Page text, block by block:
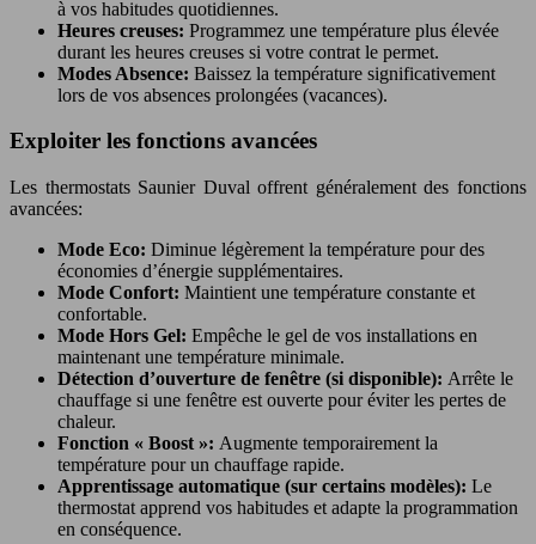
à vos habitudes quotidiennes.
Heures creuses: Programmez une température plus élevée
durant les heures creuses si votre contrat le permet.
Modes Absence: Baissez la température significativement
lors de vos absences prolongées (vacances).
Exploiter les fonctions avancées
Les thermostats Saunier Duval offrent généralement des fonctions
avancées:
Mode Eco: Diminue légèrement la température pour des
économies d’énergie supplémentaires.
Mode Confort: Maintient une température constante et
confortable.
Mode Hors Gel: Empêche le gel de vos installations en
maintenant une température minimale.
Détection d’ouverture de fenêtre (si disponible): Arrête le
chauffage si une fenêtre est ouverte pour éviter les pertes de
chaleur.
Fonction « Boost »: Augmente temporairement la
température pour un chauffage rapide.
Apprentissage automatique (sur certains modèles): Le
thermostat apprend vos habitudes et adapte la programmation
en conséquence.